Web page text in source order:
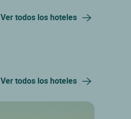
Ver todos los hoteles
Ver todos los hoteles